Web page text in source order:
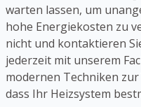
warten lassen, um
hohe Energiekosten zu
nicht und kontaktieren
jederzeit mit unserem
modernen Techniken
dass Ihr Heizsystem